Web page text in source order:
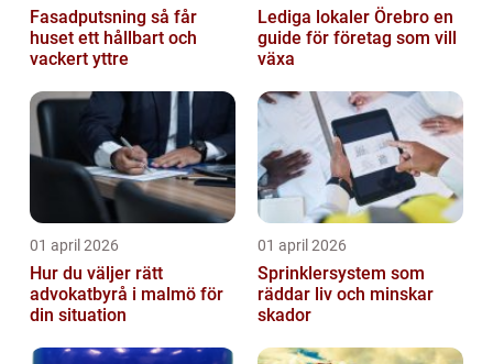
Fasadputsning så får
huset ett hållbart och
vackert yttre
Lediga lokaler Örebro en
guide för företag som vill
växa
01 april 2026
Hur du väljer rätt
advokatbyrå i malmö för
din situation
01 april 2026
Sprinklersystem som
räddar liv och minskar
skador